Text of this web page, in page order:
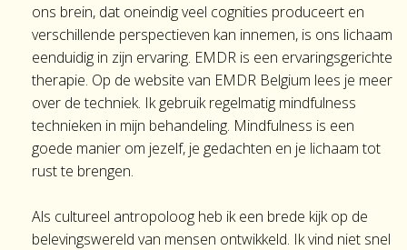
ons brein, dat oneindig veel cognities produceert en
verschillende perspectieven kan innemen, is ons lichaam
eenduidig in zijn ervaring. EMDR is een ervaringsgerichte
therapie. Op de website van EMDR Belgium lees je meer
over de techniek. Ik gebruik regelmatig mindfulness
technieken in mijn behandeling. Mindfulness is een
goede manier om jezelf, je gedachten en je lichaam tot
rust te brengen.
Als cultureel antropoloog heb ik een brede kijk op de
belevingswereld van mensen ontwikkeld. Ik vind niet snel